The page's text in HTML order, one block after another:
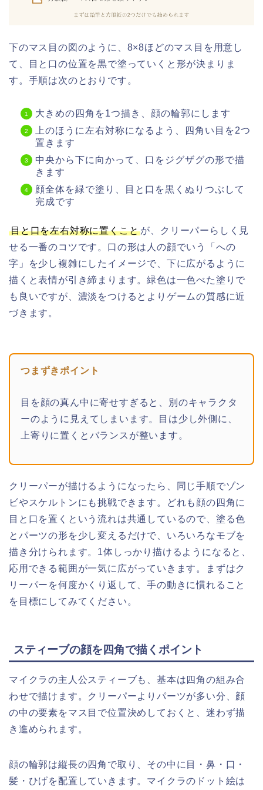
下のマス目の図のように、8×8ほどのマス目を用意し
て、目と口の位置を黒で塗っていくと形が決まりま
す。手順は次のとおりです。
大きめの四角を1つ描き、顔の輪郭にします
上のほうに左右対称になるよう、四角い目を2つ
置きます
中央から下に向かって、口をジグザグの形で描
きます
顔全体を緑で塗り、目と口を黒くぬりつぶして
完成です
目と口を左右対称に置くこと が、クリーパーらしく見
せる一番のコツです。口の形は人の顔でいう「への
字」を少し複雑にしたイメージで、下に広がるように
描くと表情が引き締まります。緑色は一色べた塗りで
も良いですが、濃淡をつけるとよりゲームの質感に近
づきます。
つまずきポイント
目を顔の真ん中に寄せすぎると、別のキャラクタ
ーのように見えてしまいます。目は少し外側に、
上寄りに置くとバランスが整います。
クリーパーが描けるようになったら、同じ手順でゾン
ビやスケルトンにも挑戦できます。どれも顔の四角に
目と口を置くという流れは共通しているので、塗る色
とパーツの形を少し変えるだけで、いろいろなモブを
描き分けられます。1体しっかり描けるようになると、
応用できる範囲が一気に広がっていきます。まずはク
リーパーを何度かくり返して、手の動きに慣れること
を目標にしてみてください。
スティーブの顔を四角で描くポイント
マイクラの主人公スティーブも、基本は四角の組み合
わせで描けます。クリーパーよりパーツが多い分、顔
の中の要素をマス目で位置決めしておくと、迷わず描
き進められます。
顔の輪郭は縦長の四角で取り、その中に目・鼻・口・
髪・ひげを配置していきます。マイクラのドット絵は